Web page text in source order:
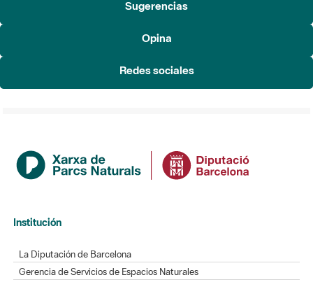
Sugerencias
Opina
Redes sociales
Institución
La Diputación de Barcelona
Gerencia de Servicios de Espacios Naturales